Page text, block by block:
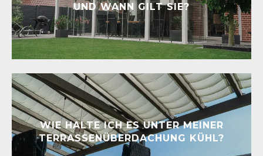
UND WANN GILT SIE?
WIE HALTE ICH ES UNTER MEINER
TERRASSENÜBERDACHUNG KÜHL?